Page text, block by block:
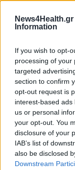
News4Health.gr
Information
If you wish to opt-
processing of your
targeted
section to confirm
opt-out request is
interest-based
us or personal
your opt-out. You
disclosure of your
IAB’s list of
also be disclosed
Downstream